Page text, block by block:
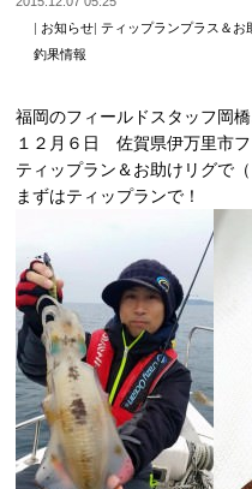
| お知らせ|ティップランプラス＆お
釣果情報
福岡のフィールドスタッフ岡
１２月６日 佐賀県伊万里市フ
ティップラン＆お助けリグで（
まずはティップランで！